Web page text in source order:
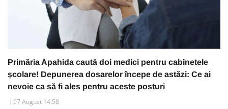
Primăria Apahida caută doi medici pentru cabinetele
școlare! Depunerea dosarelor începe de astăzi: Ce ai
nevoie ca să fi ales pentru aceste posturi
07 August 14:58